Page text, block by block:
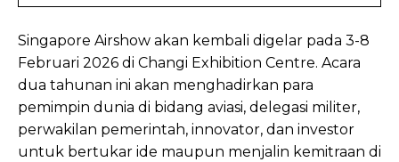
Singapore Airshow akan kembali digelar pada 3-8
Februari 2026 di Changi Exhibition Centre. Acara
dua tahunan ini akan menghadirkan para
pemimpin dunia di bidang aviasi, delegasi militer,
perwakilan pemerintah, innovator, dan investor
untuk bertukar ide maupun menjalin kemitraan di